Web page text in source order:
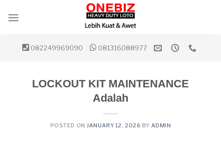
082249969090 081316088977
LOCKOUT KIT MAINTENANCE
Adalah
POSTED ON JANUARY 12, 2026 BY ADMIN